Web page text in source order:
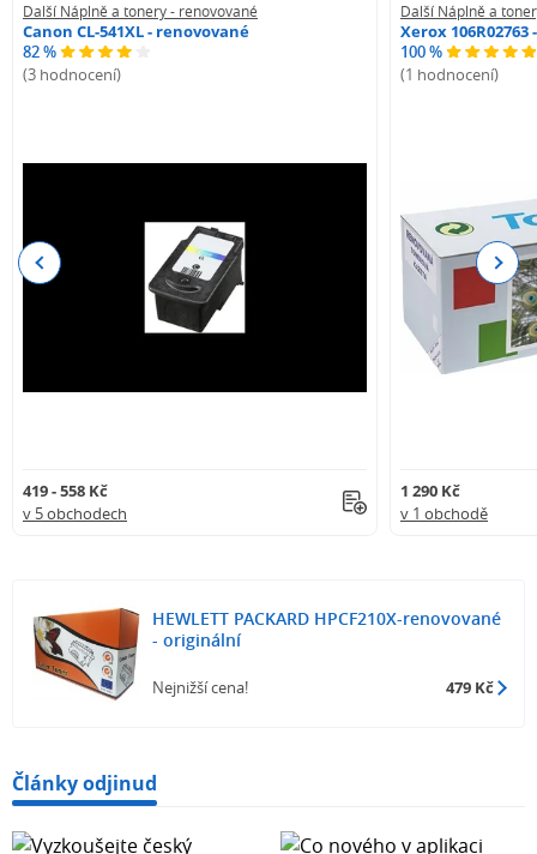
Další Náplně a tonery - renovované
Canon CL-541XL - renovované
82 %
(3 hodnocení)
419 - 558 Kč
v 5 obchodech
Další Náplně a
Xerox
100 %
(1 hodnocení)
1 290 Kč
v 1 obchodě
Previous Next
HEWLETT PACKARD HPCF210X-renovované
- originální
Nejnižší cena! 479 Kč
Články odjinud